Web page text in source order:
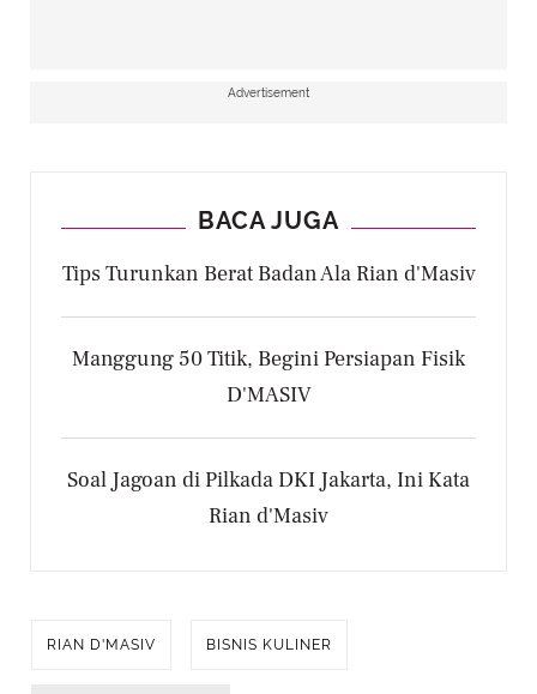
Advertisement
BACA JUGA
Tips Turunkan Berat Badan Ala Rian d'Masiv
Manggung 50 Titik, Begini Persiapan Fisik
D'MASIV
Soal Jagoan di Pilkada DKI Jakarta, Ini Kata
Rian d'Masiv
RIAN D'MASIV BISNIS KULINER